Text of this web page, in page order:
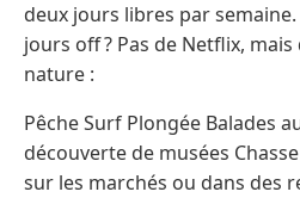
deux jours libres par
jours off ? Pas de Netflix,
nature :
Pêche Surf Plongée Balades
découverte de musées
sur les marchés ou dans des